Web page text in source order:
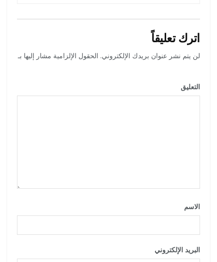
اترك تعليقاً
لن يتم نشر عنوان بريدك الإلكتروني. الحقول الإلزامية مشار إليها بـ
التعليق
الاسم
البريد الإلكتروني